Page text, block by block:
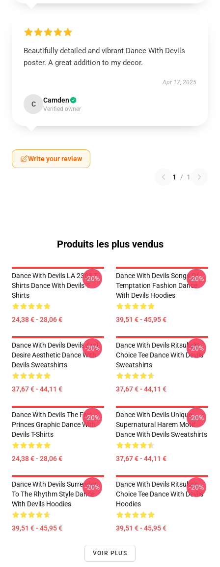
Beautifully detailed and vibrant Dance With Devils
poster. A great addition to my decor.
Apr 17, 2025
C Camden
Verified owner
Write your review
1 / 1
Produits les plus vendus
Dance With Devils LA 2303 T-
Shirts Dance With Devils T-
Shirts
24,38 € - 28,06 €
-20%
Dance With Devils Songs Of
Temptation Fashion Dance
With Devils Hoodies
39,51 € - 45,95 €
-20%
Dance With Devils Devils And
Desire Aesthetic Dance With
Devils Sweatshirts
37,67 € - 44,11 €
-20%
Dance With Devils Ritsuka's
Choice Tee Dance With Devils
Sweatshirts
37,67 € - 44,11 €
-20%
Dance With Devils The Five
Princes Graphic Dance With
Devils T-Shirts
24,38 € - 28,06 €
-20%
Dance With Devils Unique
Supernatural Harem Motif
Dance With Devils Sweatshirts
37,67 € - 44,11 €
-20%
Dance With Devils Surrender
To The Rhythm Style Dance
With Devils Hoodies
39,51 € - 45,95 €
-20%
Dance With Devils Ritsuka's
Choice Tee Dance With Devils
Hoodies
39,51 € - 45,95 €
-20%
VOIR PLUS